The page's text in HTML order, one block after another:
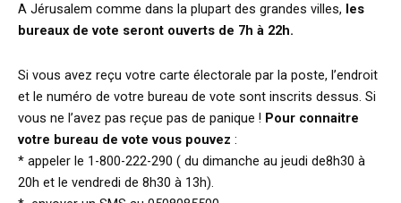
A Jérusalem comme dans la plupart des grandes villes, les
bureaux de vote seront ouverts de 7h à 22h.
Si vous avez reçu votre carte électorale par la poste, l’endroit
et le numéro de votre bureau de vote sont inscrits dessus. Si
vous ne l’avez pas reçue pas de panique ! Pour connaitre
votre bureau de vote vous pouvez :
* appeler le 1-800-222-290 ( du dimanche au jeudi de8h30 à
20h et le vendredi de 8h30 à 13h).